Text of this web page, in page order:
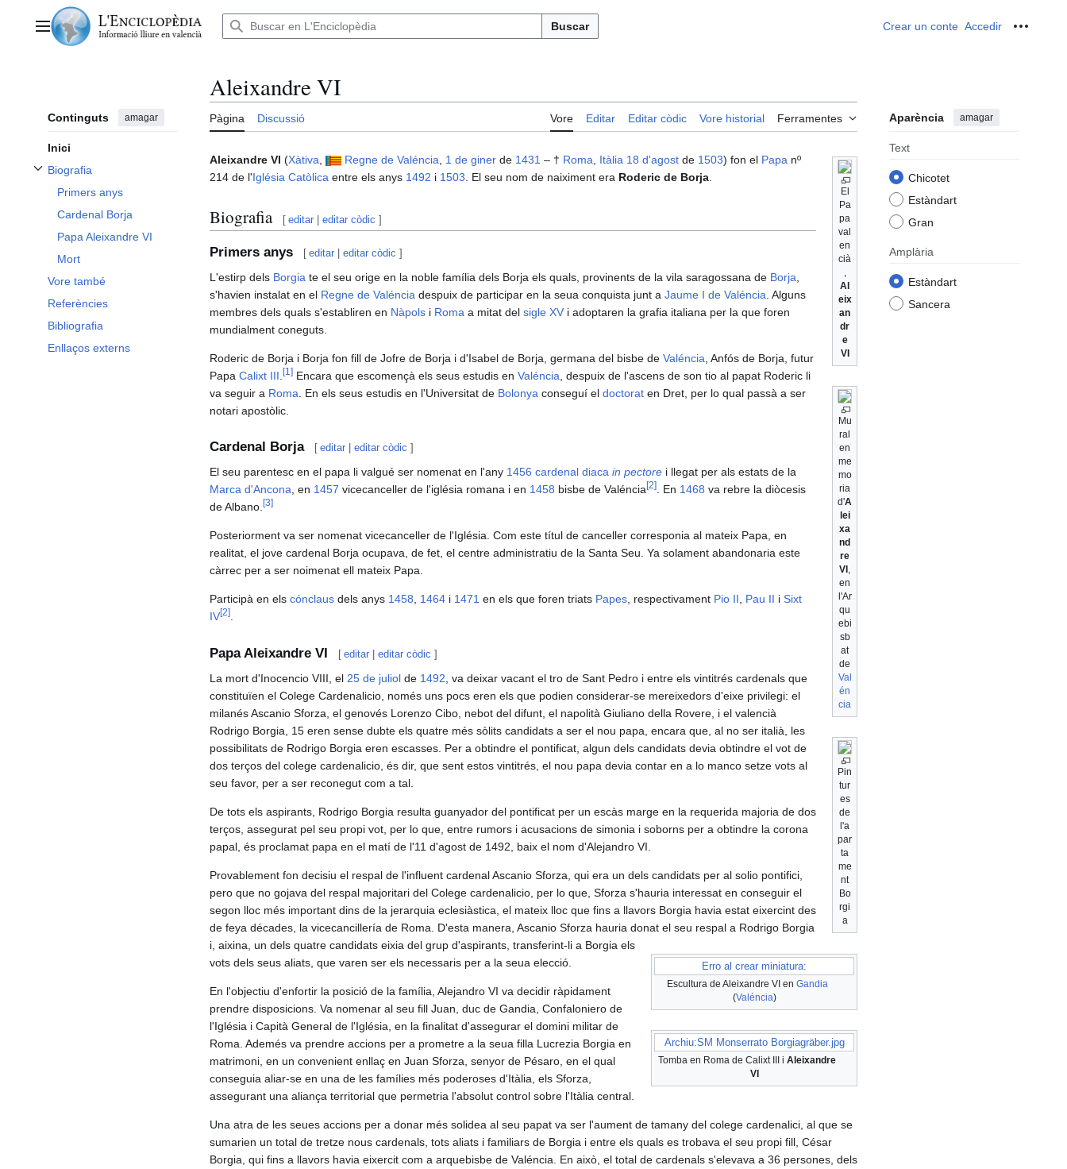
contingutMenú principal Buscar Crear un conte Accedir
Continguts amagar
Inici
Biografia
Alternar subsecció Biografia
Primers anys
Cardenal Borja
Papa Aleixandre VI
Mort
Vore també
Referències
Bibliografia
Enllaços externs
Aleixandre VI
Pàgina Discussió Vore Editar Editar còdic Vore historial Ferramentes Aparència amagar
Text
Chicotet
Estàndart
Gran
Amplària
Estàndart
Sancera
El
Pa
pa
val
en
cià
,
Al
eix
an
dr
e
VI
Mu
ral
en
me
mo
ria
d'A
lei
xa
nd
re
VI ,
en
l'Ar
qu
ebi
sb
at
de
Val
én
cia
Pin
tur
es
de
l'a
par
ta
me
nt
Bo
rgi
a
Erro al crear miniatura:
Escultura de Aleixandre VI en Gandia
(Valéncia)
Archiu:SM Monserrato Borgiagräber.jpg
Tomba en Roma de Calixt III i Aleixandre
VI
Aleixandre VI (Xàtiva Regne de Valéncia 1 de giner de 1431 – † Roma Itàlia 18 d'agost de 1503) fon el Papa nº
214 de l'Iglésia Catòlica entre els anys 1492 i 1503 . El seu nom de naiximent era Roderic de Borja
Biografia [ editar |editar còdic ]
Primers anys [ editar |editar còdic ]
L'estirp dels Borgia te el seu orige en la noble família dels Borja els quals, provinents de la vila saragossana de Borja
s'havien instalat en el Regne de Valéncia despuix de participar en la seua conquista junt a Jaume I de Valéncia . Alguns
membres dels quals s'establiren en Nàpols i Roma a mitat del sigle XV i adoptaren la grafia italiana per la que foren
mundialment coneguts.
Roderic de Borja i Borja fon fill de Jofre de Borja i d'Isabel de Borja, germana del bisbe de Valéncia , Anfós de Borja, futur
Papa Calixt III [1 ] Encara que escomençà els seus estudis en Valéncia , despuix de l'ascens de son tio al papat Roderic li
va seguir a Roma . En els seus estudis en l'Universitat de Bolonya conseguí el doctorat en Dret, per lo qual passà a ser
notari apostòlic.
Cardenal Borja [ editar |editar còdic ]
El seu parentesc en el papa li valgué ser nomenat en l'any 1456 cardenal diaca in pectore i llegat per als estats de la
Marca d'Ancona , en 1457 vicecanceller de l'iglésia romana i en 1458 bisbe de Valéncia [2] . En 1468 va rebre la diòcesis
de Albano. [3]
Posteriorment va ser nomenat vicecanceller de l'Iglésia. Com este títul de canceller corresponia al mateix Papa, en
realitat, el jove cardenal Borja ocupava, de fet, el centre administratiu de la Santa Seu. Ya solament abandonaria este
càrrec per a ser noimenat ell mateix Papa.
Participà en els cónclaus dels anys 1458 1464 i 1471 en els que foren triats Papes , respectivament Pio II Pau II i Sixt
IV[2]
Papa Aleixandre VI [ editar |editar còdic ]
La mort d'Inocencio VIII, el 25 de juliol de 1492 , va deixar vacant el tro de Sant Pedro i entre els vintitrés cardenals que
constituïen el Colege Cardenalicio, només uns pocs eren els que podien considerar-se mereixedors d'eixe privilegi: el
milanés Ascanio Sforza, el genovés Lorenzo Cibo, nebot del difunt, el napolità Giuliano della Rovere, i el valencià
Rodrigo Borgia, 15​ eren sense dubte els quatre més sòlits candidats a ser el nou papa, encara que, al no ser italià, les
possibilitats de Rodrigo Borgia eren escasses. ​Per a obtindre el pontificat, algun dels candidats devia obtindre el vot de
dos terços del colege cardenalicio, és dir, que sent estos vintitrés, el nou papa devia contar en a lo manco setze vots al
seu favor, per a ser reconegut com a tal.
De tots els aspirants, Rodrigo Borgia resulta guanyador del pontificat per un escàs marge en la requerida majoria de dos
terços, assegurat pel seu propi vot, per lo que, entre rumors i acusacions de simonia​ i soborns per a obtindre la corona
papal, és proclamat papa en el matí de l'11 d'agost de 1492, baix el nom d'Alejandro VI.
Provablement fon decisiu ​el respal de l'influent cardenal Ascanio Sforza, qui era un dels candidats per al solio pontifici,
pero que no gojava del respal majoritari del Colege cardenalicio, per lo que, Sforza s'hauria interessat en conseguir el
segon lloc més important dins de la jerarquia eclesiàstica, el mateix lloc que fins a llavors Borgia havia estat eixercint des
de feya décades, la vicecancillería de Roma. D'esta manera, Ascanio Sforza hauria donat el seu respal a Rodrigo Borgia
i, aixina, un dels quatre candidats eixia del grup d'aspirants, transferint-li a Borgia els
vots dels seus aliats, que varen ser els necessaris per a la seua elecció.
En l'objectiu d'enfortir la posició de la família, Alejandro VI va decidir ràpidament
prendre disposicions. Va nomenar al seu fill Juan, duc de Gandia, Confaloniero de
l'Iglésia i Capità General de l'Iglésia, en la finalitat d'assegurar el domini militar de
Roma. Ademés va prendre accions per a prometre a la seua filla Lucrezia Borgia en
matrimoni, en un convenient enllaç en Juan Sforza, senyor de Pésaro, en el qual
conseguia aliar-se en una de les famílies més poderoses d'Itàlia, els Sforza,
assegurant una aliança territorial que permetria l'absolut control sobre l'Itàlia central.
Una atra de les seues accions per a donar més solidea al seu papat va ser l'aument de tamany del colege cardenalici, al que se
sumarien un total de tretze nous cardenals, tots aliats i familiars de Borgia i entre els quals es trobava el seu propi fill, César
Borgia, qui fins a llavors havia eixercit com a arquebisbe de Valéncia. En això, el total de cardenals s'elevava a 36 persones, dels